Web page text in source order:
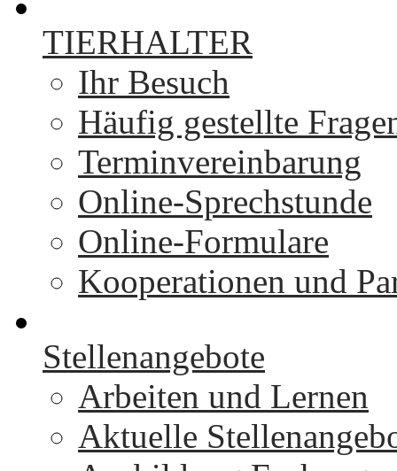
TIERHALTER
Ihr Besuch
Häufig gestellte
Terminvereinbarung
Online-Sprechstunde
Online-Formulare
Kooperationen und
Stellenangebote
Arbeiten und Lernen
Aktuelle